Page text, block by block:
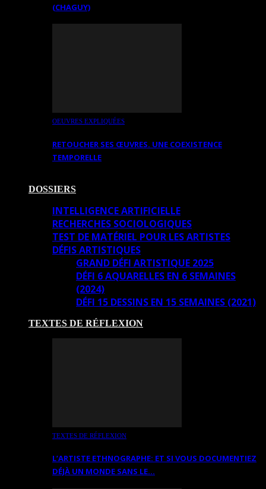
(CHAGUY)
OEUVRES EXPLIQUÉES
RETOUCHER SES ŒUVRES. UNE COEXISTENCE
TEMPORELLE
DOSSIERS
INTELLIGENCE ARTIFICIELLE
RECHERCHES SOCIOLOGIQUES
TEST DE MATÉRIEL POUR LES ARTISTES
DÉFIS ARTISTIQUES
GRAND DÉFI ARTISTIQUE 2025
DÉFI 6 AQUARELLES EN 6 SEMAINES
(2024)
DÉFI 15 DESSINS EN 15 SEMAINES (2021)
TEXTES DE RÉFLEXION
TEXTES DE RÉFLEXION
L’ARTISTE ETHNOGRAPHE: ET SI VOUS DOCUMENTIEZ
DÉJÀ UN MONDE SANS LE…